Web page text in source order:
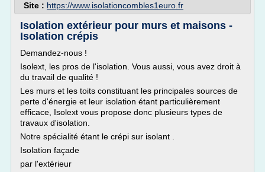
Site : https://www.isolationcombles1euro.fr
Isolation extérieur pour murs et maisons -
Isolation crépis
Demandez-nous !
Isolext, les pros de l'isolation. Vous aussi, vous avez droit à
du travail de qualité !
Les murs et les toits constituant les principales sources de
perte d'énergie et leur isolation étant particulièrement
efficace, Isolext vous propose donc plusieurs types de
travaux d'isolation.
Notre spécialité étant le crépi sur isolant .
Isolation façade
par l'extérieur